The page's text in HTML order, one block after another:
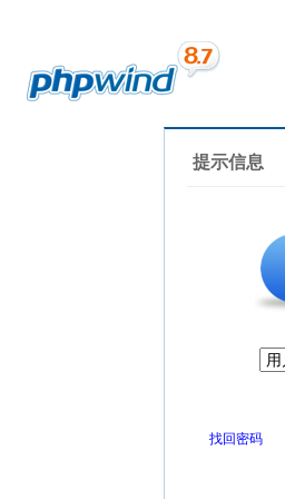
提示信息
找回密码